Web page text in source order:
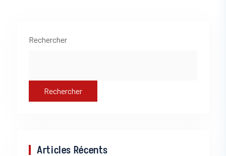
Rechercher
Rechercher
Articles Récents